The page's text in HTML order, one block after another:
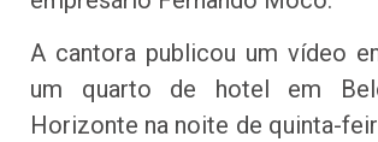
A cantora publicou um vídeo
um quarto de hotel em
Horizonte na noite de quinta-